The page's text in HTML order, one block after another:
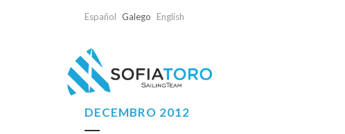
Español Galego English
DECEMBRO 2012